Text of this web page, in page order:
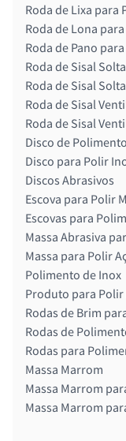
Roda de Lixa para
Roda de Lona
Roda de Pano
Roda de Sisal Solta
Roda de Sisal
Roda de Sisal
Roda de Sisal
Disco de Polimento
Disco para Polir
Discos Abrasivos
Escova para Polir
Escovas para
Massa Abrasiva
Massa para Polir
Polimento de Inox
Produto para Polir
Rodas de Brim
Rodas de
Rodas para
Massa Marrom
Massa Marrom
Massa Marrom